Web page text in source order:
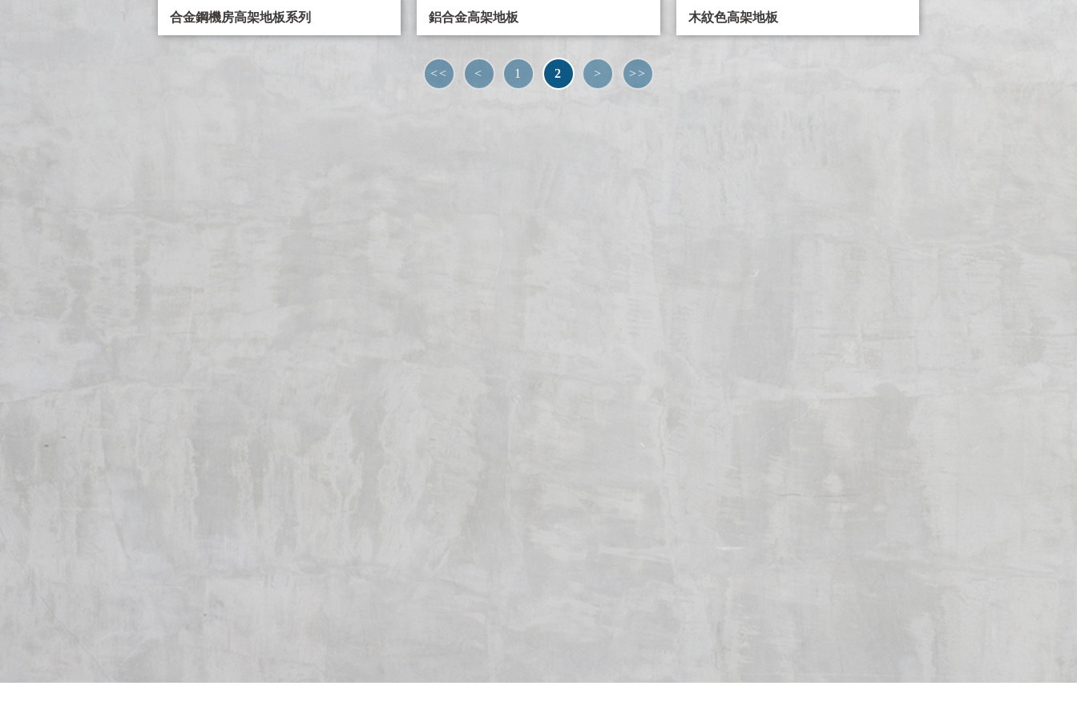
合金鋼機房高架地板系列 鋁合金高架地板 木紋色高架地板
<< < 1 2 > >>